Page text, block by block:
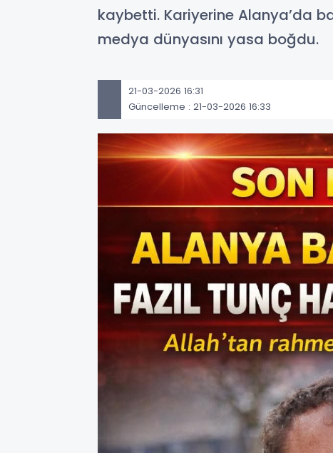
kaybetti. Kariyerine Alanya’da
medya dünyasını yasa boğdu.
21-03-2026 16:31
Güncelleme : 21-03-2026 16:33